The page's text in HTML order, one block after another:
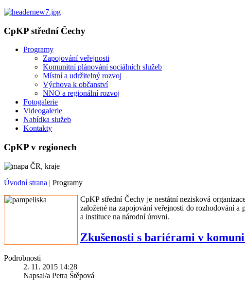
CpKP střední Čechy
Programy
Zapojování veřejnosti
Komunitní plánování sociálních služeb
Místní a udržitelný rozvoj
Výchova k občanství
NNO a regionální rozvoj
Fotogalerie
Videogalerie
Nabídka služeb
Kontakty
CpKP v regionech
Úvodní strana | Programy
CpKP střední Čechy je nestátní nezisková
založené na zapojování veřejnosti do rozhodování a
a instituce na národní úrovni.
Zkušenosti s bariérami v
Podrobnosti
2. 11. 2015 14:28
Napsal/a Petra Štěpová